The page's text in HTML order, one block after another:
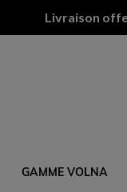
Livraison
GAMME VOLNA